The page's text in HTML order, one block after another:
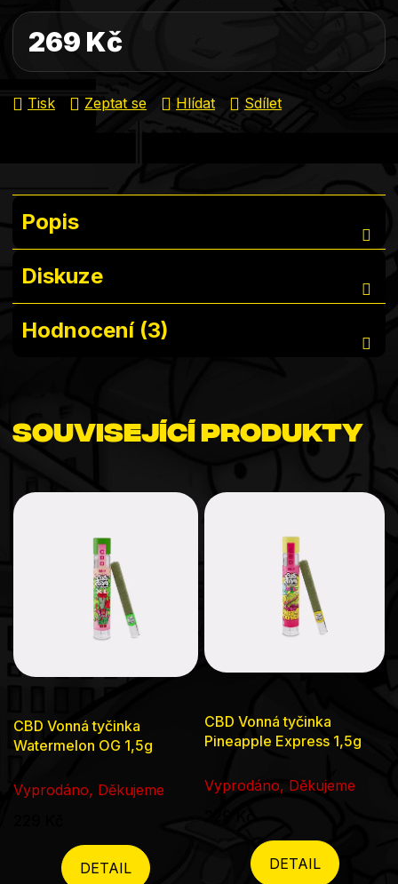
269 Kč
Měrná cena:
Tisk
Zeptat se Hlídat Sdílet
Popis
Diskuze
Hodnocení (3)
Související produkty
CBD Vonná tyčinka
Watermelon OG 1,5g
Vyprodáno, Děkujeme
DETAIL
CBD Vonná tyčinka
Pineapple Express 1,5g
Vyprodáno, Děkujeme
DETAIL